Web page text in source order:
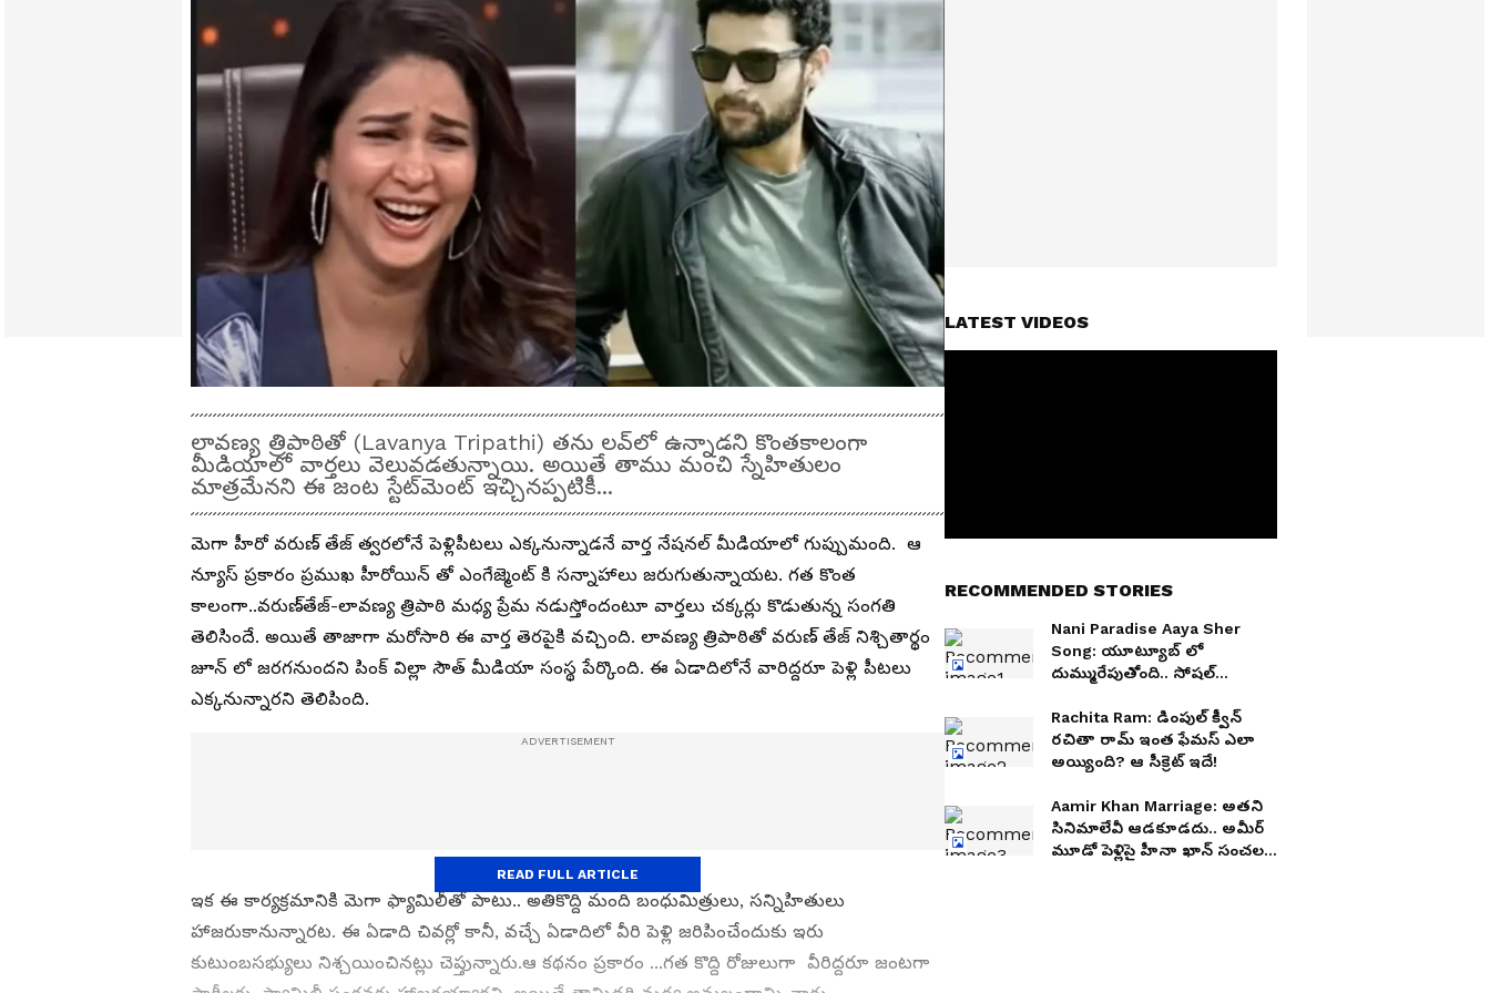
లావణ్య త్రిపాఠితో (Lavanya Tripathi) తను లవ్‌లో ఉన్నాడని కొంతకాలంగా
మీడియాలో వార్తలు వెలువడతున్నాయి. అయితే తాము మంచి స్నేహితులం
మాత్రమేనని ఈ జంట స్టేట్‌మెంట్ ఇచ్చినప్పటికీ...
మెగా హీరో వరుణ్ తేజ్ త్వరలోనే పెళ్లిపీటలు ఎక్కనున్నాడనే వార్త నేషనల్ మీడియాలో గుప్పుమంది. ఆ
న్యూస్ ప్రకారం ప్రముఖ హీరోయిన్ తో ఎంగేజ్మెంట్ కి సన్నాహాలు జరుగుతున్నాయట. గత కొంత
కాలంగా..వరుణ్‌తేజ్‌-లావణ్య త్రిపాఠి మధ్య ప్రేమ నడుస్తోందంటూ వార్తలు చక్కర్లు కొడుతున్న సంగతి
తెలిసిందే. అయితే తాజాగా మరోసారి ఈ వార్త తెరపైకి వచ్చింది. లావణ్య త్రిపాఠితో వరుణ్ తేజ్ నిశ్చితార్థం
జూన్ లో జరగనుందని పింక్ విల్లా సౌత్ మీడియా సంస్థ పేర్కొంది. ఈ ఏడాదిలోనే వారిద్దరూ పెళ్లి పీటలు
ఎక్కనున్నారని తెలిపింది.
ఇక ఈ కార్యక్రమానికి మెగా ఫ్యామిలీతో పాటు.. అతికొద్ది మంది బంధుమిత్రులు, సన్నిహితులు
హాజరుకానున్నారట. ఈ ఏడాది చివర్లో కానీ, వచ్చే ఏడాదిలో వీరి పెళ్లి జరిపించేందుకు ఇరు
కుటుంబసభ్యులు నిశ్చయించినట్లు చెప్తున్నారు.ఆ కథనం ప్రకారం ...గత కొద్ది రోజులుగా వీరిద్దరూ జంటగా
READ FULL ARTICLE
LATEST VIDEOS
RECOMMENDED STORIES
Nani Paradise Aaya Sher
Song: యూట్యూబ్ లో
దుమ్మురేపుతోంది.. సోషల్
Rachita Ram: డింపుల్ క్వీన్
రచితా రామ్ ఇంత ఫేమస్ ఎలా
అయ్యింది? ఆ సీక్రెట్ ఇదే!
Aamir Khan Marriage: అతని
సినిమాలేవీ ఆడకూడదు.. అమీర్
మూడో పెళ్లిపై హీనా ఖాన్ సంచలన